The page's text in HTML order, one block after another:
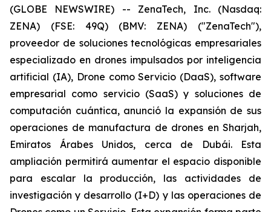
(GLOBE NEWSWIRE) -- ZenaTech, Inc. (Nasdaq:
ZENA) (FSE: 49Q) (BMV: ZENA) ("ZenaTech"),
proveedor de soluciones tecnológicas empresariales
especializado en drones impulsados por inteligencia
artificial (IA), Drone como Servicio (DaaS), software
empresarial como servicio (SaaS) y soluciones de
computación cuántica, anunció la expansión de sus
operaciones de manufactura de drones en Sharjah,
Emiratos Árabes Unidos, cerca de Dubái. Esta
ampliación permitirá aumentar el espacio disponible
para escalar la producción, las actividades de
investigación y desarrollo (I+D) y las operaciones de